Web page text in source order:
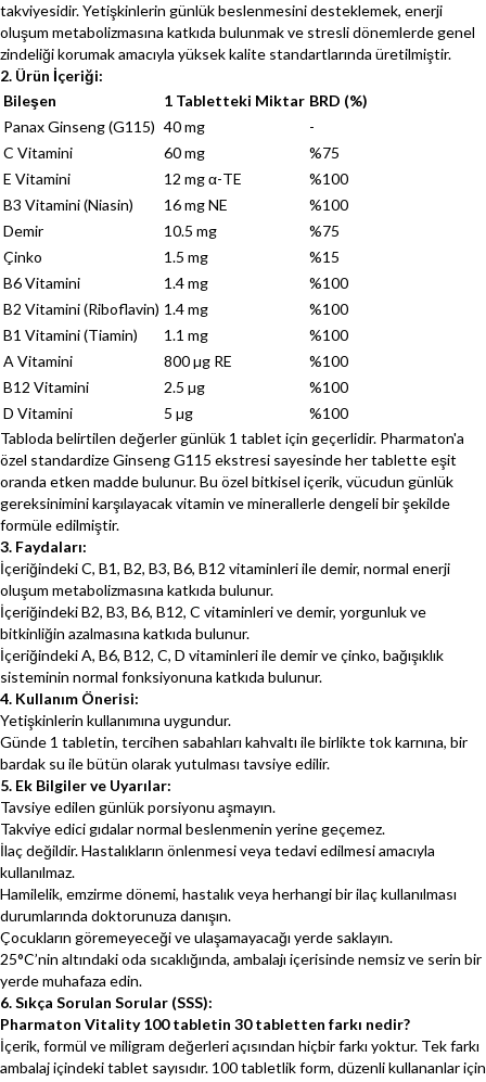
takviyesidir. Yetişkinlerin günlük beslenmesini desteklemek, enerji
oluşum metabolizmasına katkıda bulunmak ve stresli dönemlerde genel
zindeliği korumak amacıyla yüksek kalite standartlarında üretilmiştir.
2. Ürün İçeriği:
Bileşen
1 Tabletteki Miktar BRD (%)
Panax Ginseng (G115) 40 mg
-
C Vitamini
60 mg
%75
E Vitamini
12 mg α-TE
%100
B3 Vitamini (Niasin)
16 mg NE
%100
Demir
10.5 mg
%75
Çinko
1.5 mg
%15
B6 Vitamini
1.4 mg
%100
B2 Vitamini (Riboflavin) 1.4 mg
%100
B1 Vitamini (Tiamin)
1.1 mg
%100
A Vitamini
800 µg RE
%100
B12 Vitamini
2.5 µg
%100
D Vitamini
5 µg
%100
Tabloda belirtilen değerler günlük 1 tablet için geçerlidir. Pharmaton'a
özel standardize Ginseng G115 ekstresi sayesinde her tablette eşit
oranda etken madde bulunur. Bu özel bitkisel içerik, vücudun günlük
gereksinimini karşılayacak vitamin ve minerallerle dengeli bir şekilde
formüle edilmiştir.
3. Faydaları:
İçeriğindeki C, B1, B2, B3, B6, B12 vitaminleri ile demir, normal enerji
oluşum metabolizmasına katkıda bulunur.
İçeriğindeki B2, B3, B6, B12, C vitaminleri ve demir, yorgunluk ve
bitkinliğin azalmasına katkıda bulunur.
İçeriğindeki A, B6, B12, C, D vitaminleri ile demir ve çinko, bağışıklık
sisteminin normal fonksiyonuna katkıda bulunur.
4. Kullanım Önerisi:
Yetişkinlerin kullanımına uygundur.
Günde 1 tabletin, tercihen sabahları kahvaltı ile birlikte tok karnına, bir
bardak su ile bütün olarak yutulması tavsiye edilir.
5. Ek Bilgiler ve Uyarılar:
Tavsiye edilen günlük porsiyonu aşmayın.
Takviye edici gıdalar normal beslenmenin yerine geçemez.
İlaç değildir. Hastalıkların önlenmesi veya tedavi edilmesi amacıyla
kullanılmaz.
Hamilelik, emzirme dönemi, hastalık veya herhangi bir ilaç kullanılması
durumlarında doktorunuza danışın.
Çocukların göremeyeceği ve ulaşamayacağı yerde saklayın.
25°C’nin altındaki oda sıcaklığında, ambalajı içerisinde nemsiz ve serin bir
yerde muhafaza edin.
6. Sıkça Sorulan Sorular (SSS):
Pharmaton Vitality 100 tabletin 30 tabletten farkı nedir?
İçerik, formül ve miligram değerleri açısından hiçbir farkı yoktur. Tek farkı
ambalaj içindeki tablet sayısıdır. 100 tabletlik form, düzenli kullananlar için